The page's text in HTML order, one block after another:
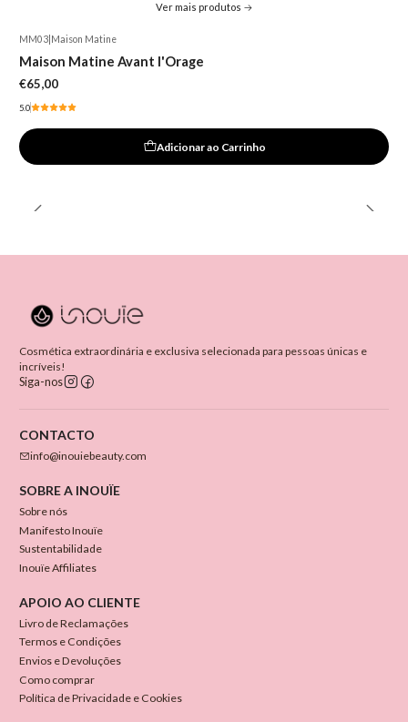
Ver mais produtos
MM03 Maison Matine
Maison Matine Avant l'Orage
€65,00
5.0
Adicionar ao Carrinho
Cosmética extraordinária e exclusiva selecionada para pessoas únicas e
incríveis!
Siga-nos
CONTACTO
info@inouiebeauty.com
SOBRE A INOUÏE
Sobre nós
Manifesto Inouïe
Sustentabilidade
Inouïe Affiliates
APOIO AO CLIENTE
Livro de Reclamações
Termos e Condições
Envios e Devoluções
Como comprar
Política de Privacidade e Cookies